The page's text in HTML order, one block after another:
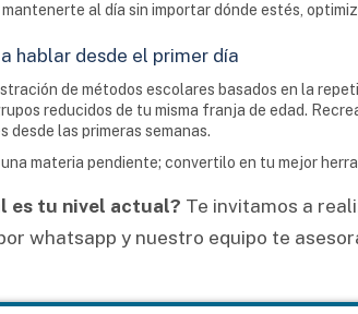
al día sin importar dónde estés,
hablar desde el primer día
de métodos escolares basados en la
reducidos de tu misma franja de edad.
desde las primeras semanas.
materia pendiente; convertilo en tu mejor
es tu nivel actual? Te invitamos a
whatsapp y nuestro equipo te